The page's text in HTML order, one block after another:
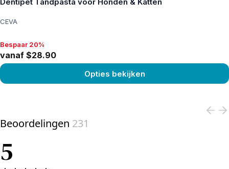
CEVA
Bespaar 20%, vanaf $28.90
Bespaar 20%
vanaf $28.90
Opties bekijken
Beoordelingen 231
5